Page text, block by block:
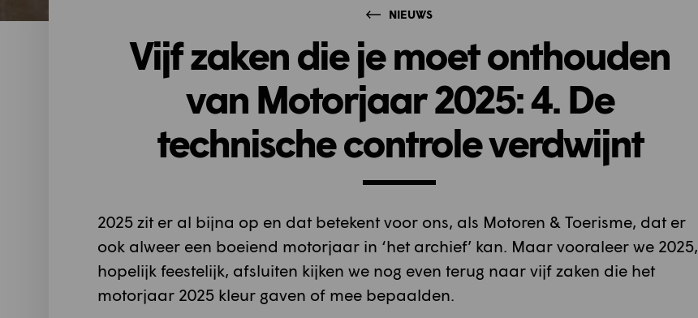
NIEUWS
Vijf zaken die je moet onthouden
van Motorjaar 2025: 4. De
technische controle verdwijnt
2025 zit er al bijna op en dat betekent voor ons, als Motoren & Toerisme, dat er
ook alweer een boeiend motorjaar in ‘het archief’ kan. Maar vooraleer we 2025,
hopelijk feestelijk, afsluiten kijken we nog even terug naar vijf zaken die het
motorjaar 2025 kleur gaven of mee bepaalden.